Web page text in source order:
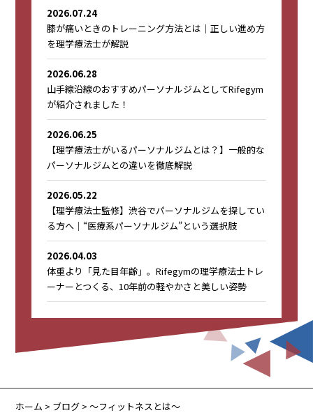
2026.07.24
膝が痛いときのトレーニング方法とは｜正しい進め方
を理学療法士が解説
2026.06.28
山手線沿線のおすすめパーソナルジムとしてRifegym
が紹介されました！
2026.06.25
【理学療法士がいるパーソナルジムとは？】一般的な
パーソナルジムとの違いを徹底解説
2026.05.22
【理学療法士監修】渋谷でパーソナルジムを探してい
る方へ｜“医療系パーソナルジム”という選択肢
2026.04.03
体重より「見た目年齢」。Rifegymの理学療法士トレ
ーナーとつくる、10年前の軽やかさと美しい姿勢
ホーム > ブログ > 〜フィットネスとは〜